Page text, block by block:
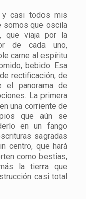
y casi todos mis
somos que oscila
que viaja por la
de cada uno,
carne al espíritu
bebido. Esa
rectificación, de
el panorama de
La primera
una corriente de
que aún se
en un fango
sagradas
centro, que hará
como bestias,
la tierra que
casi total